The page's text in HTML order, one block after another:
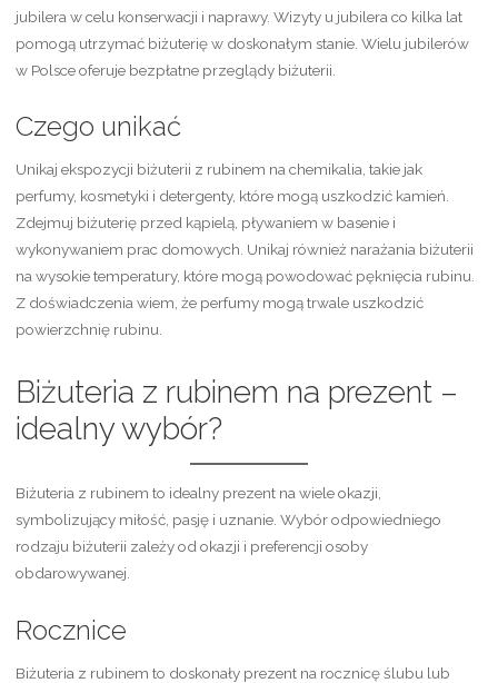
jubilera w celu konserwacji i naprawy. Wizyty u jubilera co kilka lat
pomogą utrzymać biżuterię w doskonałym stanie. Wielu jubilerów
w Polsce oferuje bezpłatne przeglądy biżuterii.
Czego unikać
Unikaj ekspozycji biżuterii z rubinem na chemikalia, takie jak
perfumy, kosmetyki i detergenty, które mogą uszkodzić kamień.
Zdejmuj biżuterię przed kąpielą, pływaniem w basenie i
wykonywaniem prac domowych. Unikaj również narażania biżuterii
na wysokie temperatury, które mogą powodować pęknięcia rubinu.
Z doświadczenia wiem, że perfumy mogą trwale uszkodzić
powierzchnię rubinu.
Biżuteria z rubinem na prezent –
idealny wybór?
Biżuteria z rubinem to idealny prezent na wiele okazji,
symbolizujący miłość, pasję i uznanie. Wybór odpowiedniego
rodzaju biżuterii zależy od okazji i preferencji osoby
obdarowywanej.
Rocznice
Biżuteria z rubinem to doskonały prezent na rocznicę ślubu lub